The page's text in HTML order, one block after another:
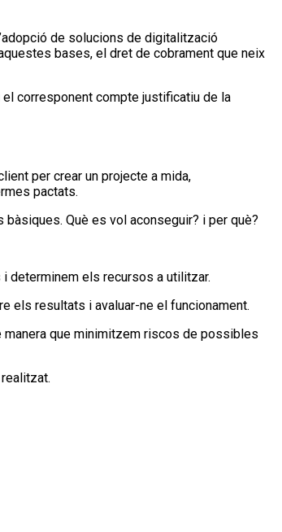
de solucions de digitalització
bases, el dret de cobrament que neix
corresponent compte justificatiu de la
per crear un projecte a mida,
pactats.
Què es vol aconseguir? i per què?
determinem els recursos a utilitzar.
els resultats i avaluar-ne el funcionament.
manera que minimitzem riscos de possibles